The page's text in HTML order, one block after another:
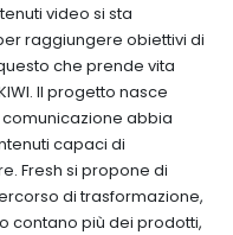
video si sta
raggiungere obiettivi di
che prende vita
Il progetto nasce
abbia
capaci di
Fresh si propone di
di trasformazione,
contano più dei prodotti,